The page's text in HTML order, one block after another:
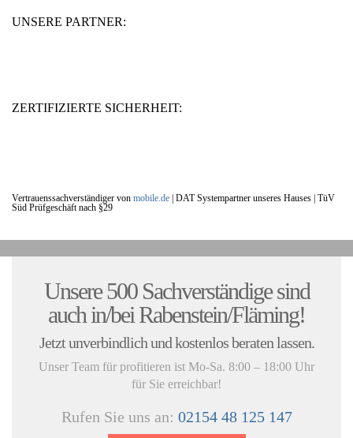
UNSERE PARTNER:
ZERTIFIZIERTE SICHERHEIT:
Vertrauenssachverständiger von mobile.de DAT Systempartner unseres Hauses | TüV
Süd Prüfgeschäft nach §29
Unsere 500 Sachverständige sind
auch in/bei Rabenstein/Fläming!
Jetzt unverbindlich und kostenlos beraten lassen.
Unser Team für profitieren ist Mo-Sa. 8:00 – 18:00 Uhr
für Sie erreichbar!
Rufen Sie uns an: 02154 48 125 147